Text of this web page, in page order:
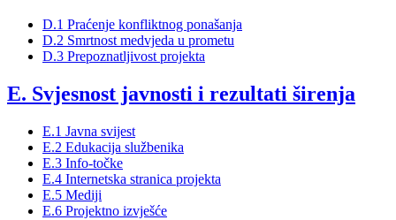
D.1 Praćenje konfliktnog ponašanja
D.2 Smrtnost medvjeda u prometu
D.3 Prepoznatljivost projekta
E. Svjesnost javnosti i rezultati širenja
E.1 Javna svijest
E.2 Edukacija službenika
E.3 Info-točke
E.4 Internetska stranica projekta
E.5 Mediji
E.6 Projektno izvješće